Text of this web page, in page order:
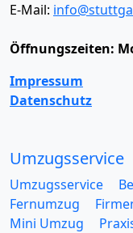
E-Mail:
Öffnungszeiten:
Impressum
Datenschutz
Umzugsservice
Umzugsservice
Fernumzug
Mini Umzug